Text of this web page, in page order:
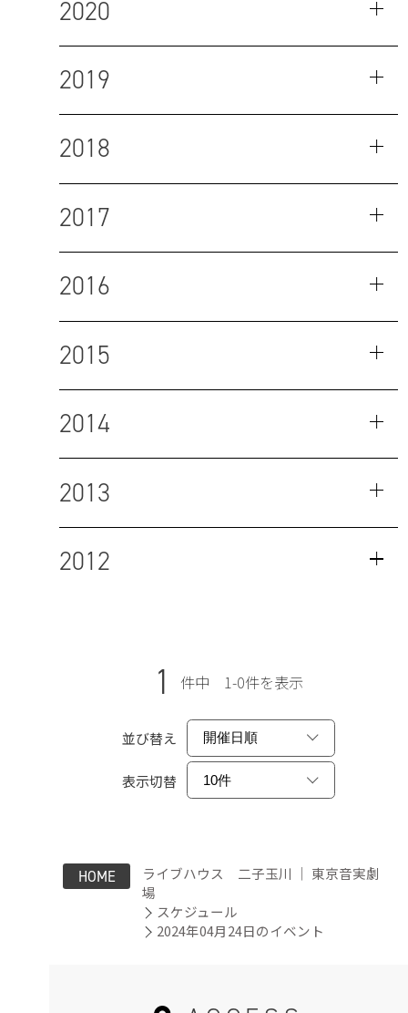
2020
2019
2018
2017
2016
2015
2014
2013
2012
1 件中 1-0件を表示
並び替え
表示切替
HOME
ライブハウス 二子玉川 ｜ 東京音実劇
場
スケジュール
2024年04月24日のイベント